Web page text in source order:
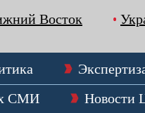
Восток
СМИ Новости